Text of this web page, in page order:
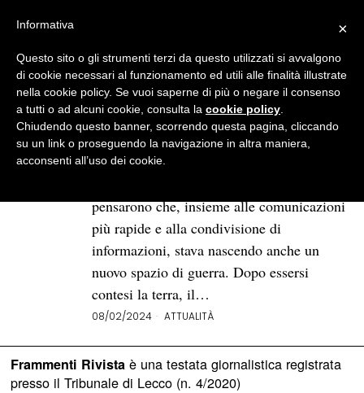
BROWSE TAG
sicurezza informatica
Cos’è la Cyber Warfare e come
la Russia la sta usando in
Ucraina
pensarono che, insieme alle comunicazioni
più rapide e alla condivisione di
informazioni, stava nascendo anche un
nuovo spazio di guerra. Dopo essersi
contesi la terra, il…
08/02/2024 ATTUALITÀ
Frammenti Rivistaè una testata giornalistica registrata
presso il Tribunale di Lecco (n. 4/2020)
×
Informativa
Questo sito o gli strumenti terzi da questo utilizzati si avvalgono
di cookie necessari al funzionamento ed utili alle finalità illustrate
nella cookie policy. Se vuoi saperne di più o negare il consenso
a tutti o ad alcuni cookie, consulta la cookie policy
Chiudendo questo banner, scorrendo questa pagina, cliccando
su un link o proseguendo la navigazione in altra maniera,
acconsenti all’uso dei cookie.